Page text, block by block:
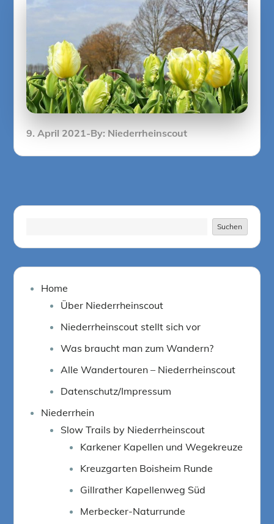
Posted
9. April 2021 By: Niederrheinscout
Suchen
Home
Über Niederrheinscout
Niederrheinscout stellt sich vor
Was braucht man zum Wandern?
Alle Wandertouren – Niederrheinscout
Datenschutz/Impressum
Niederrhein
Slow Trails by Niederrheinscout
Karkener Kapellen und Wegekreuze
Kreuzgarten Boisheim Runde
Gillrather Kapellenweg Süd
Merbecker-Naturrunde